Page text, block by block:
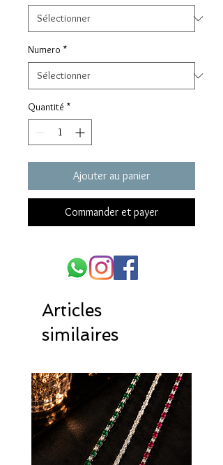
Numero *
Quantité *
Ajouter au panier
Commander et payer
Articles
similaires